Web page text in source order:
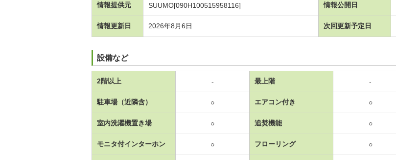
情報提供元 SUUMO[090H100515958116] 情報公開日
情報更新日 2026年8月6日 次回更新予定日
設備など
2階以上 - 最上階 -
駐車場（近隣含） ○ エアコン付き ○
室内洗濯機置き場 ○ 追焚機能 ○
モニタ付インターホン ○ フローリング ○